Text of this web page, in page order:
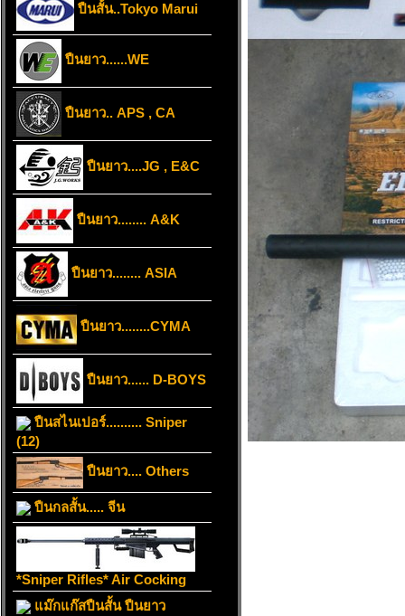
ปืนสั้น..Tokyo Marui
ปืนยาว......WE
ปืนยาว.. APS , CA
ปืนยาว....JG , E&C
ปืนยาว........ A&K
ปืนยาว........ ASIA
ปืนยาว........CYMA
ปืนยาว...... D-BOYS
ปืนสไนเปอร์.......... Sniper
(12)
ปืนยาว.... Others
ปืนกลสั้น..... จีน
*Sniper Rifles* Air Cocking
แม๊กแก๊สปืนสั้น ปืนยาว